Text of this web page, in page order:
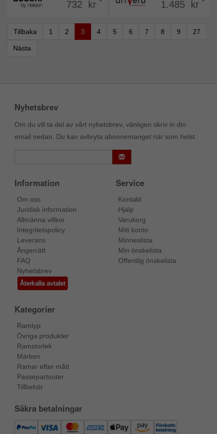
732 kr 1.485 kr
Tillbaka 1 2 3 4 5 6 7 8 9 27
Nästa
Nyhetsbrev
Om du vill ta del av vårt nyhetsbrev, vänligen skriv in din
email nedan. Du kan avbryta abonnemanget när som helst.
Information
Om oss
Juridisk information
Allmänna villkor
Integritetspolicy
Leverans
Ångerrätt
FAQ
Nyhetsbrev
Återkalla avtalet
Service
Kontakt
Hjälp
Varukorg
Mitt konto
Minneslista
Min önskelista
Offentlig önskelista
Kategorier
Ramtyp
Övriga produkter
Ramstorlek
Märken
Ramar efter mått
Passepartouter
Tillbehör
Säkra betalningar